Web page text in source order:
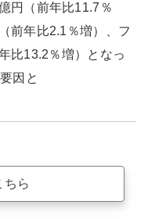
円（前年比11.7％
前年比2.1％増）、フ
比13.2％増）となっ
因と
ちら